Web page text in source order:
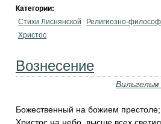
Категории:
Стихи Лиснянской
Религиозно-
Христос
Вознесение
Божественный на божием престоле;